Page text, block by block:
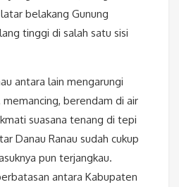
belakang Gunung
tinggi di salah satu sisi
antara lain mengarungi
berendam di air
suasana tenang di tepi
Danau Ranau sudah cukup
pun terjangkau.
antara Kabupaten